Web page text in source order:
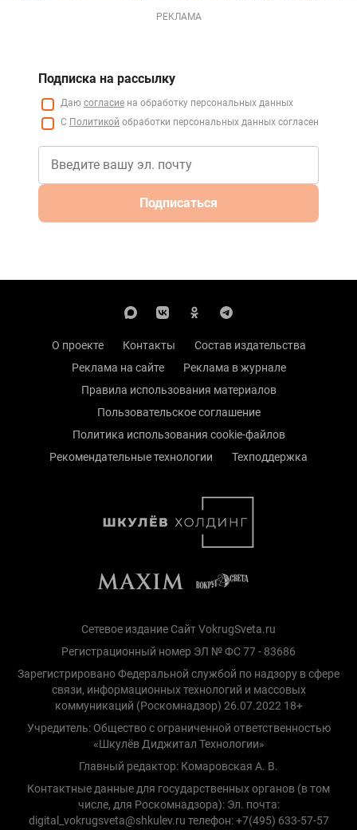
РЕКЛАМА
Подписка на рассылку
Даю согласие на обработку персональных данных
С Политикой обработки персональных данных согласен
Подписаться
О проекте Контакты
Состав издательства
Реклама на сайте
Реклама в журнале
Правила использования материалов
Пользовательское соглашение
Политика использования cookie-файлов
Рекомендательные технологии
Техподдержка
Сетевое издание Сайт VokrugSveta.ru
Регистрационный номер ЭЛ № ФС 77 - 83686
Зарегистрировано Федеральной службой по надзору в сфере
связи, информационных технологий и массовых
коммуникаций (Роскомнадзор) 26.07.2022 18+
Учредитель: Общество с ограниченной ответственностью
«Шкулёв Диджитал Технологии»
Главный редактор: Комаровская А. В.
Контактные данные для государственных органов (в том
числе, для Роскомнадзора): Эл. почта:
digital_vokrugsveta@shkulev.ru телефон: +7(495) 633-57-57